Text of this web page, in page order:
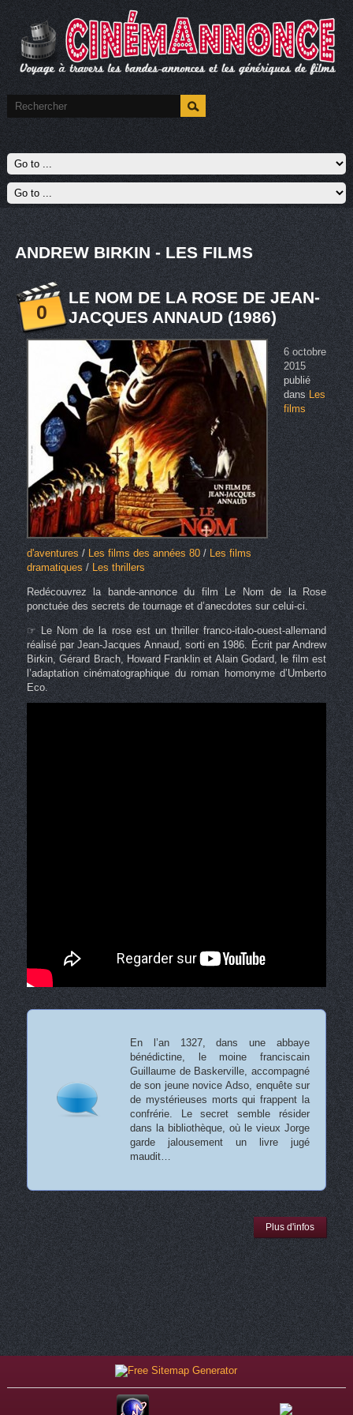
ANDREW BIRKIN - LES FILMS
0
LE NOM DE LA ROSE DE JEAN-
JACQUES ANNAUD (1986)
6 octobre
2015
publié
dansLes
films
d'aventures/ Les films des années 80/ Les films
dramatiques /Les thrillers
Redécouvrez la bande-annonce du film Le Nom de la Rose
ponctuée des secrets de tournage et d’anecdotes sur celui-ci.
☞ Le Nom de la rose est un thriller franco-italo-ouest-allemand
réalisé par Jean-Jacques Annaud, sorti en 1986. Écrit par Andrew
Birkin, Gérard Brach, Howard Franklin et Alain Godard, le film est
l’adaptation cinématographique du roman homonyme d’Umberto
Eco.
En l’an 1327, dans une abbaye
bénédictine, le moine franciscain
Guillaume de Baskerville, accompagné
de son jeune novice Adso, enquête sur
de mystérieuses morts qui frappent la
confrérie. Le secret semble résider
dans la bibliothèque, où le vieux Jorge
garde jalousement un livre jugé
maudit…
Plus d'infos